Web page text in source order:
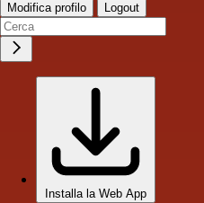
Modifica profilo Logout
Installa la Web App